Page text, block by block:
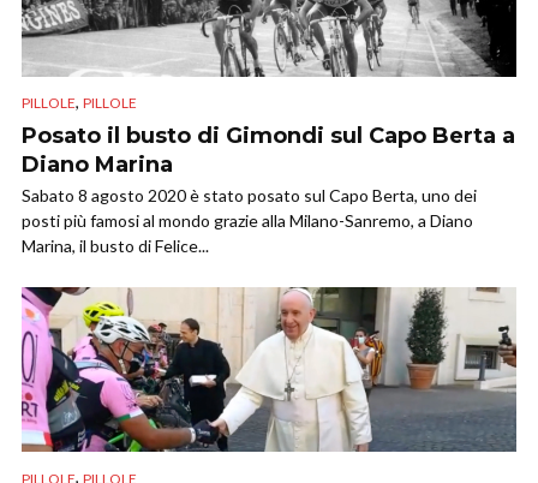
PILLOLE, PILLOLE
Posato il busto di Gimondi sul Capo Berta a
Diano Marina
Sabato 8 agosto 2020 è stato posato sul Capo Berta, uno dei
posti più famosi al mondo grazie alla Milano-Sanremo, a Diano
Marina, il busto di Felice...
PILLOLE, PILLOLE